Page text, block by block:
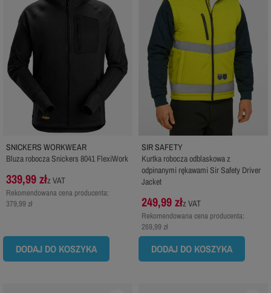
SNICKERS WORKWEAR
Bluza robocza Snickers 8041 FlexiWork
339,99 złz VAT
Rekomendowana cena producenta:
379,99 zł
DODAJ DO KOSZYKA
SIR SAFETY
Kurtka robocza odblaskowa z
odpinanymi rękawami Sir Safety Driver
Jacket
249,99 złz VAT
Rekomendowana cena producenta:
269,99 zł
DODAJ DO KOSZYKA